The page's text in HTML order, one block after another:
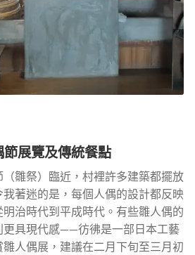
節展覽及傳統餐點
雛祭）臨近，村裡許多建築都擺放
著迷的是，每個人偶的設計都反映
治時代到平成時代。有些雛人偶的
更具現代感——彷彿是一部日本工藝
人偶展，建議在二月下旬至三月初